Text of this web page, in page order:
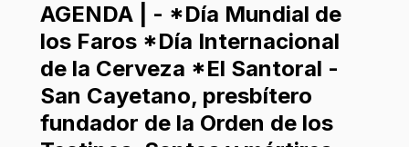
AGENDA | - *Día Mundial de
los Faros *Día Internacional
de la Cerveza *El Santoral -
San Cayetano, presbítero
fundador de la Orden de los